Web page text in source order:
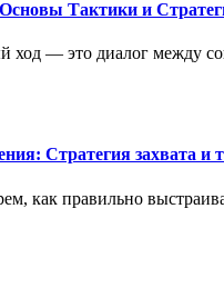
Тактики и
ход — это диалог между
Стратегия захвата и
как правильно